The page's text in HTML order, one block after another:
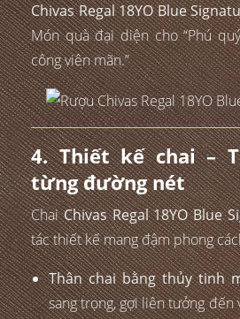
Chivas Regal 18YO Blue
Món quà đại diện cho “Phú
công viên mãn.”
4. Thiết kế chai –
từng đường nét
ChaiChivas Regal 18YO Blue
tác thiết kế mang đậm phong
Thân chai bằng thủy tinh
sang trọng, gợi liên tưởng đến